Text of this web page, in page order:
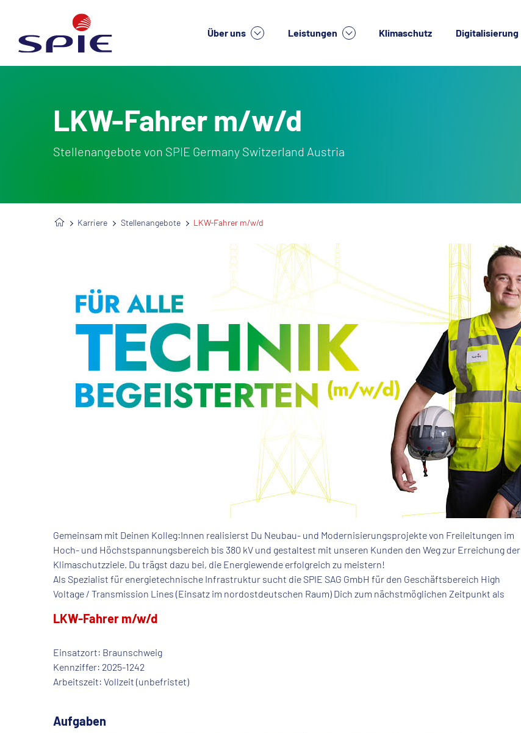
Über uns Leistungen Klimaschutz Digitalisierung
LKW-Fahrer m/w/d
Stellenangebote von SPIE Germany Switzerland Austria
Karriere Stellenangebote LKW-Fahrer m/w/d
Gemeinsam mit Deinen Kolleg:Innen realisierst Du Neubau- und Modernisierungsprojekte von Freileitungen im
Hoch- und Höchstspannungsbereich bis 380 kV und gestaltest mit unseren Kunden den Weg zur Erreichung der
Klimaschutzziele. Du trägst dazu bei, die Energiewende erfolgreich zu meistern!
Als Spezialist für energietechnische Infrastruktur sucht die SPIE SAG GmbH für den Geschäftsbereich High
Voltage / Transmission Lines (Einsatz im nordostdeutschen Raum) Dich zum nächstmöglichen Zeitpunkt als
LKW-Fahrer m/w/d
Einsatzort: Braunschweig
Kennziffer: 2025-1242
Arbeitszeit: Vollzeit (unbefristet)
Aufgaben